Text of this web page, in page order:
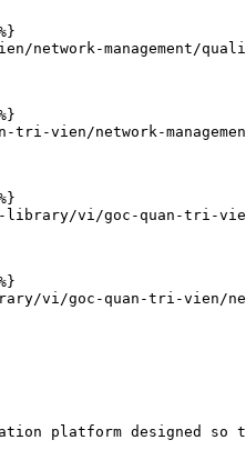
network-management/
tri-vien/network-
library/vi/goc-quan-tri-
vi/goc-quan-tri-vien/
platform designed so